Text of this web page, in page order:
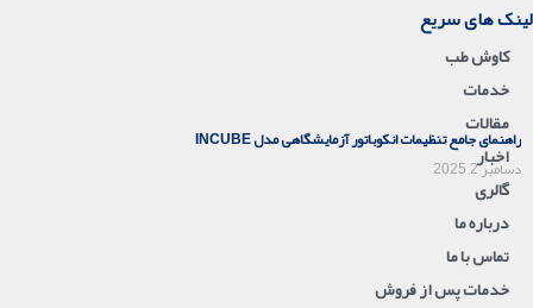
راهنمای جامع تنظیمات انکوباتور آزمایشگاهی مدل INCUBE
دسامبر 2, 2025
لینک های سریع
کاوش طب
خدمات
مقالات
اخبار
گالری
درباره ما
تماس با ما
خدمات پس از فروش